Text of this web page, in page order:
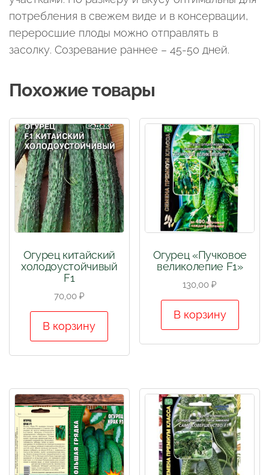
потребления в свежем виде и в консервации,
переросшие плоды можно отправлять в
засолку. Созревание раннее – 45-50 дней.
Похожие товары
Огурец китайский
холодоустойчивый
F1
70,00 ₽
В корзину
Огурец «Пучковое
великолепие F1»
130,00₽
В корзину